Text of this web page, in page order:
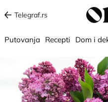
Telegraf.rs
Putovanja Recepti Dom i